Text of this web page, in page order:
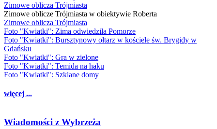
Zimowe oblicza Trójmiasta
Zimowe oblicze Trójmiasta w obiektywie Roberta
Zimowe oblicza Trójmiasta
Foto "Kwiatki": Zima odwiedziła Pomorze
Foto "Kwiatki": Bursztynowy ołtarz w kościele św. Brygidy w
Gdańsku
Foto "Kwiatki": Gra w zielone
Foto "Kwiatki": Temida na haku
Foto "Kwiatki": Szklane domy
więcej ...
Wiadomości z Wybrzeża